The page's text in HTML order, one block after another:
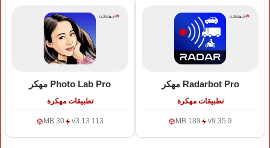
Radarbot Pro مهكر
تطبيقات مهكرة
v9.35.9
189 MB
Photo Lab Pro مهكر
تطبيقات مهكرة
v3.13.113
30 MB